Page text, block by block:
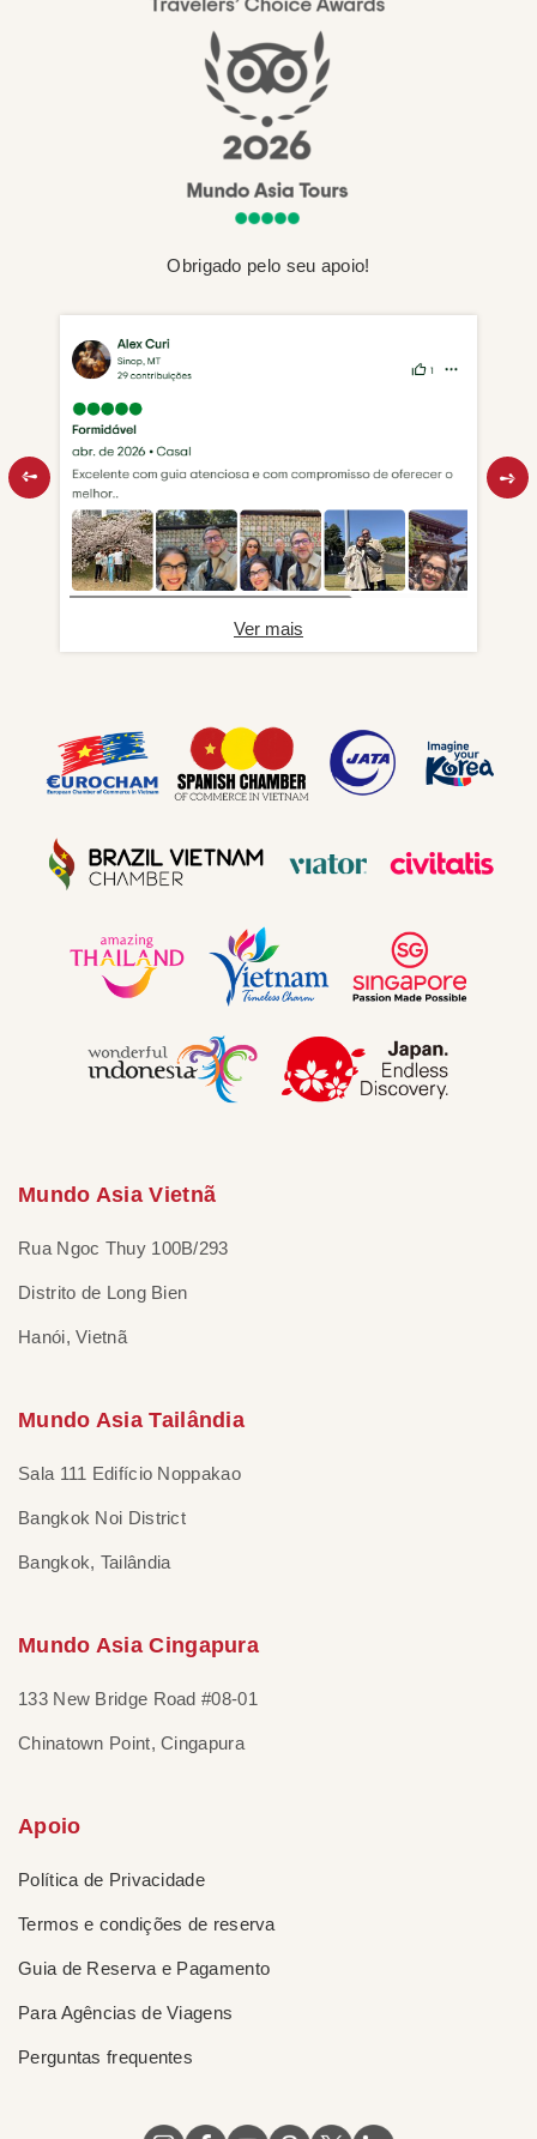
Obrigado pelo seu apoio!
Ver mais
Mundo Asia Vietnã
Rua Ngoc Thuy 100B/293
Distrito de Long Bien
Hanói, Vietnã
Mundo Asia Tailândia
Sala 111 Edifício Noppakao
Bangkok Noi District
Bangkok, Tailândia
Mundo Asia Cingapura
133 New Bridge Road #08-01
Chinatown Point, Cingapura
Apoio
Política de Privacidade
Termos e condições de reserva
Guia de Reserva e Pagamento
Para Agências de Viagens
Perguntas frequentes